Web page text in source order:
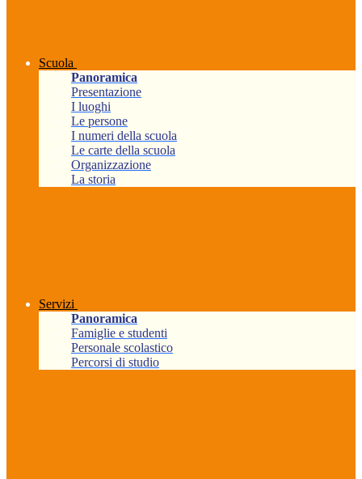
Scuola
Panoramica
Presentazione
I luoghi
Le persone
I numeri della scuola
Le carte della scuola
Organizzazione
La storia
Servizi
Panoramica
Famiglie e studenti
Personale scolastico
Percorsi di studio